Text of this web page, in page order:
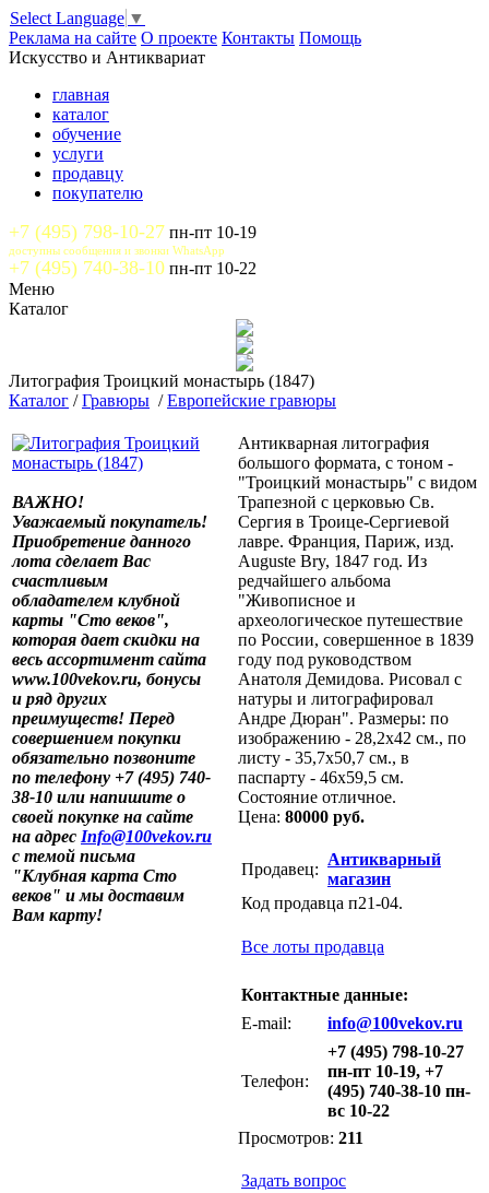
Select Language ▼
Реклама на сайте О проекте Контакты Помощь
Искусство и Антиквариат
главная
каталог
обучение
услуги
продавцу
покупателю
+7 (495) 798-10-27 пн-пт 10-19
доступны сообщения и звонки WhatsApp
+7 (495) 740-38-10 пн-пт 10-22
Меню
Каталог
Литография Троицкий монастырь (1847)
Каталог /Гравюры /Европейские гравюры
ВАЖНО!
Уважаемый покупатель!
Приобретение данного
лота сделает Вас
счастливым
обладателем клубной
карты "Сто веков",
которая дает скидки на
весь ассортимент сайта
www.100vekov.ru, бонусы
и ряд других
преимуществ! Перед
совершением покупки
обязательно позвоните
по телефону +7 (495) 740-
38-10 или напишите о
своей покупке на сайте
на адрес Info@100vekov.ru
с темой письма
"Клубная карта Сто
веков" и мы доставим
Вам карту!
Антикварная литография
большого формата, с тоном -
"Троицкий монастырь" с видом
Трапезной с церковью Св.
Сергия в Троице-Сергиевой
лавре. Франция, Париж, изд.
Auguste Bry, 1847 год. Из
редчайшего альбома
"Живописное и
археологическое путешествие
по России, совершенное в 1839
году под руководством
Анатоля Демидова. Рисовал с
натуры и литографировал
Андре Дюран". Размеры: по
изображению - 28,2х42 см., по
листу - 35,7х50,7 см., в
паспарту - 46х59,5 см.
Состояние отличное.
Цена: 80000 руб.
Продавец:
Антикварный
магазин
Код продавца п21-04.
Все лоты продавца
Контактные данные:
E-mail:
info@100vekov.ru
Телефон:
+7 (495) 798-10-27
пн-пт 10-19, +7
(495) 740-38-10 пн-
вс 10-22
Просмотров: 211
Задать вопрос